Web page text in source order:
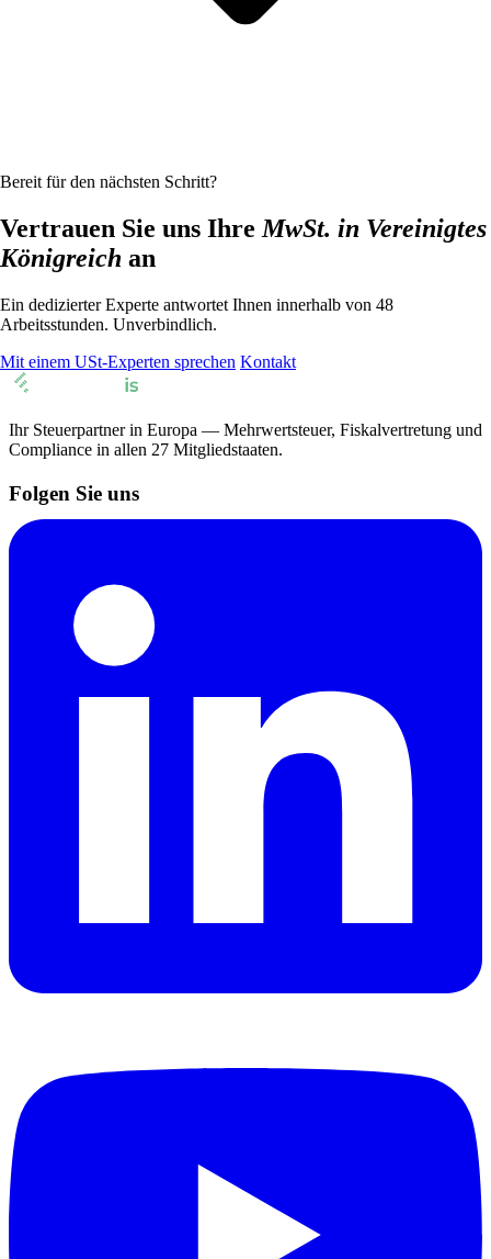
Bereit für den nächsten Schritt?
Vertrauen Sie uns Ihre MwSt. in Vereinigtes
Königreich an
Ein dedizierter Experte antwortet Ihnen innerhalb von 48
Arbeitsstunden. Unverbindlich.
Mit einem USt-Experten sprechen Kontakt
Ihr Steuerpartner in Europa — Mehrwertsteuer, Fiskalvertretung und
Compliance in allen 27 Mitgliedstaaten.
Folgen Sie uns